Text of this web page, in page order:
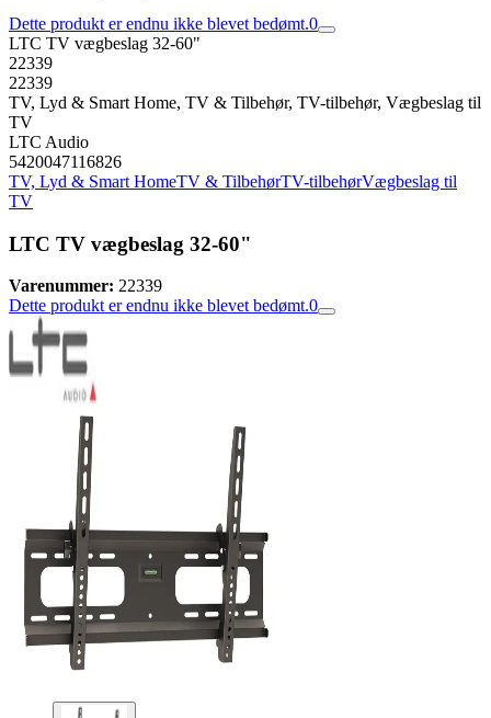
Dette produkt er endnu ikke blevet bedømt.0
LTC TV vægbeslag 32-60"
22339
22339
TV, Lyd & Smart Home, TV & Tilbehør, TV-tilbehør, Vægbeslag til
TV
LTC Audio
5420047116826
TV, Lyd & Smart HomeTV & TilbehørTV-tilbehørVægbeslag til
TV
LTC TV vægbeslag 32-60"
Varenummer: 22339
Dette produkt er endnu ikke blevet bedømt.0